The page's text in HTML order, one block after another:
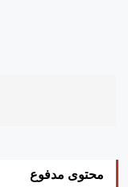
محتوى مدفوع